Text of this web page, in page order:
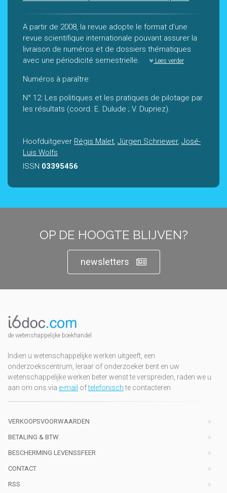
A partir de 2008, la revue adopte le format d'une
revue scientifique internationale pouvant assurer la
livraison de numéros et de dossiers thématiques
avec une périodicité semestrielle.
Lees verder
Numéros à paraître:
N° 12: Les politiques et les pratiques de pilotage par
les résultats (coord. E. Dulude ; V. Dupriez).
Hoofduitgever Régis Malet, Jürgen Schriewer, José-
Luis Wolfs
ISSN 03395456
OP DE HOOGTE BLIJVEN?
newsletters
de wetenshappelijke boekhandel
Indien u wetenschappelijke werken uitgeeft, een
onderzoekscentrum, leraar of onderzoeker bent en uw
wetenschappelijke werken beter wenst te verspreiden, raden we u
aan om ons via e-mail oftelefonischte contacteren
VERKOOPSVOORWAARDEN
BETALING & BTW
BESCHERMING LEVENSSFEER
CONTACT
RSS